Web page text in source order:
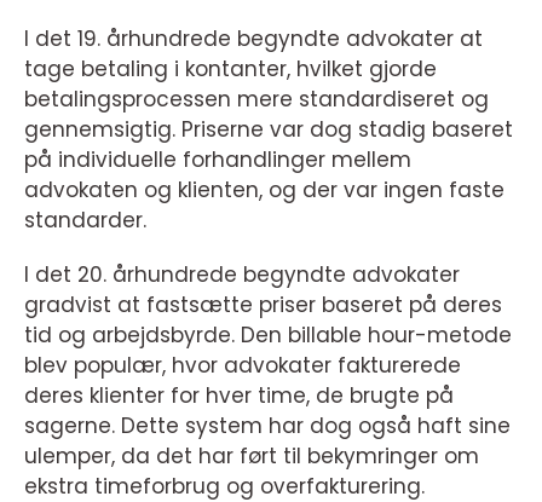
I det 19. århundrede begyndte advokater at
tage betaling i kontanter, hvilket gjorde
betalingsprocessen mere standardiseret og
gennemsigtig. Priserne var dog stadig baseret
på individuelle forhandlinger mellem
advokaten og klienten, og der var ingen faste
standarder.
I det 20. århundrede begyndte advokater
gradvist at fastsætte priser baseret på deres
tid og arbejdsbyrde. Den billable hour-metode
blev populær, hvor advokater fakturerede
deres klienter for hver time, de brugte på
sagerne. Dette system har dog også haft sine
ulemper, da det har ført til bekymringer om
ekstra timeforbrug og overfakturering.